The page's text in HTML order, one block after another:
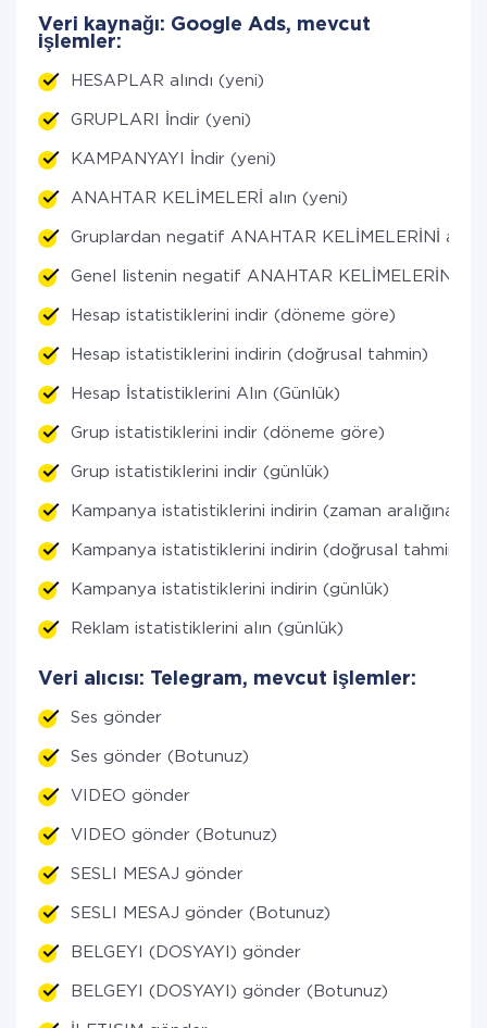
Veri kaynağı: Google Ads, mevcut
işlemler:
HESAPLAR alındı (yeni)
GRUPLARI İndir (yeni)
KAMPANYAYI İndir (yeni)
ANAHTAR KELİMELERİ alın (yeni)
Gruplardan negatif ANAHTAR KELİMELERİNİ alın
Genel listenin negatif ANAHTAR KELİMELERİNİ
Hesap istatistiklerini indir (döneme göre)
Hesap istatistiklerini indirin (doğrusal tahmin)
Hesap İstatistiklerini Alın (Günlük)
Grup istatistiklerini indir (döneme göre)
Grup istatistiklerini indir (günlük)
Kampanya istatistiklerini indirin (zaman aralığına
Kampanya istatistiklerini indirin (doğrusal tahmin)
Kampanya istatistiklerini indirin (günlük)
Reklam istatistiklerini alın (günlük)
Veri alıcısı: Telegram, mevcut işlemler:
Ses gönder
Ses gönder (Botunuz)
VIDEO gönder
VIDEO gönder (Botunuz)
SESLI MESAJ gönder
SESLI MESAJ gönder (Botunuz)
BELGEYI (DOSYAYI) gönder
BELGEYI (DOSYAYI) gönder (Botunuz)